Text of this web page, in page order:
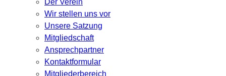
Der Verein
Wir stellen uns vor
Unsere Satzung
Mitgliedschaft
Ansprechpartner
Kontaktformular
Mitgliederbereich